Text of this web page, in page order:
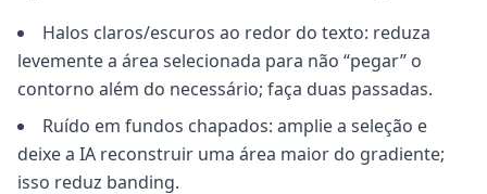
Halos claros/escuros ao redor do texto: reduza
levemente a área selecionada para não “pegar” o
contorno além do necessário; faça duas passadas.
Ruído em fundos chapados: amplie a seleção e
deixe a IA reconstruir uma área maior do gradiente;
isso reduz banding.